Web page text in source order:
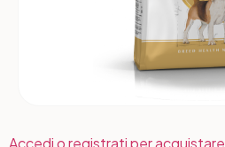
Accedi o registrati per acquistare